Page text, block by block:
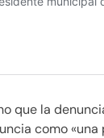
que la
como